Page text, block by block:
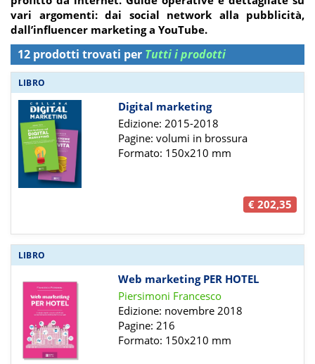
vari argomenti: dai social network alla pubblicità,
dall’influencer marketing a YouTube.
12 prodotti trovati per Tutti i prodotti
LIBRO
Digital marketing
Edizione: 2015-2018
Pagine: volumi in brossura
Formato: 150x210 mm
€ 202,35
LIBRO
Web marketing PER HOTEL
Piersimoni Francesco
Edizione: novembre 2018
Pagine: 216
Formato: 150x210 mm